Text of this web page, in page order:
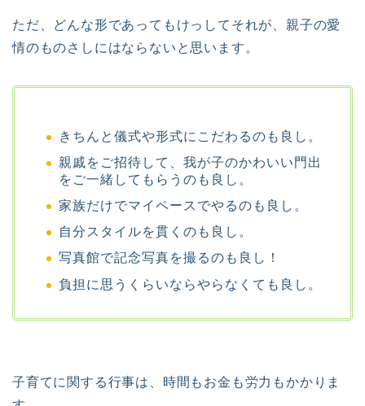
ただ、どんな形であってもけっしてそれが、親子の愛
情のものさしにはならないと思います。
きちんと儀式や形式にこだわるのも良し。
親戚をご招待して、我が子のかわいい門出
をご一緒してもらうのも良し。
家族だけでマイペースでやるのも良し。
自分スタイルを貫くのも良し。
写真館で記念写真を撮るのも良し！
負担に思うくらいならやらなくても良し。
子育てに関する行事は、時間もお金も労力もかかりま